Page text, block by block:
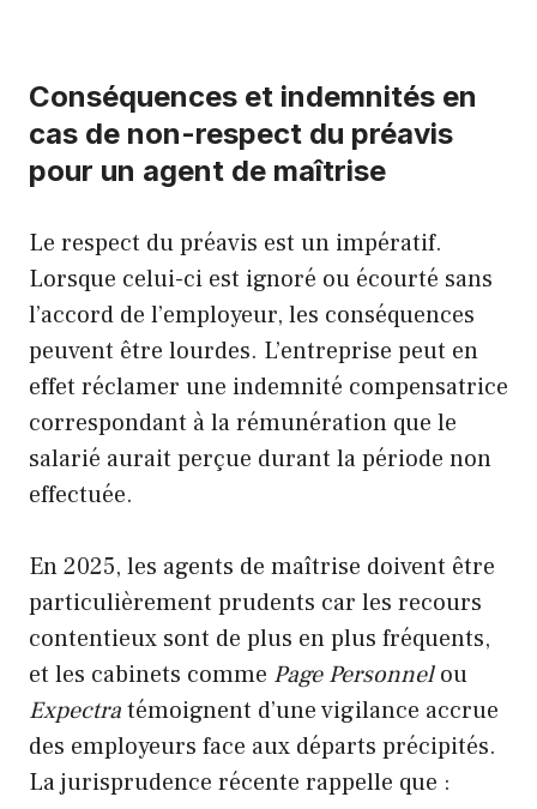
Conséquences et indemnités en
cas de non-respect du préavis
pour un agent de maîtrise
Le respect du préavis est un impératif.
Lorsque celui-ci est ignoré ou écourté sans
l’accord de l’employeur, les conséquences
peuvent être lourdes. L’entreprise peut en
effet réclamer une indemnité compensatrice
correspondant à la rémunération que le
salarié aurait perçue durant la période non
effectuée.
En 2025, les agents de maîtrise doivent être
particulièrement prudents car les recours
contentieux sont de plus en plus fréquents,
et les cabinets comme Page Personnelou
Expectratémoignent d’une vigilance accrue
des employeurs face aux départs précipités.
La jurisprudence récente rappelle que :